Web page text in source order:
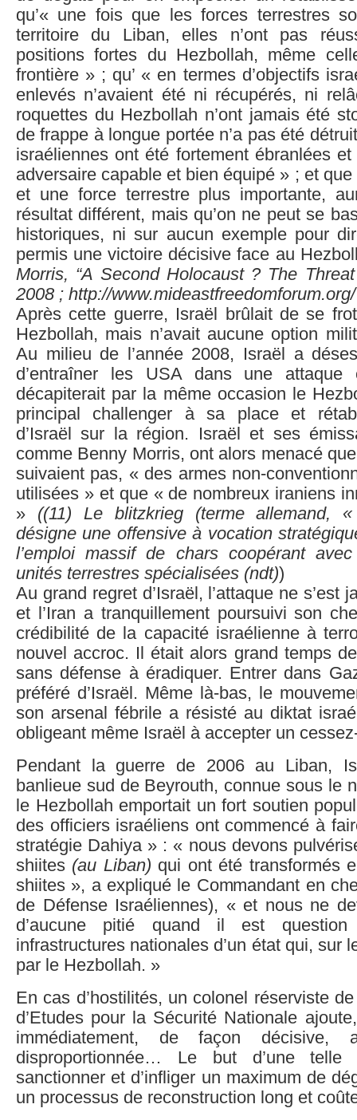
qu’« une fois que les forces terrestres
territoire du Liban, elles n’ont pas
positions fortes du Hezbollah, même
frontière » ; qu’ « en termes d’objectifs
enlevés n’avaient été ni récupérés, ni
roquettes du Hezbollah n’ont jamais été
de frappe à longue portée n’a pas été
israéliennes ont été fortement ébranlées
adversaire capable et bien équipé » ; et
et une force terrestre plus importante,
résultat différent, mais qu’on ne peut se
historiques, ni sur aucun exemple pour
permis une victoire décisive face au
Morris, “A Second Holocaust ? The
2008 ; http://
Après cette guerre, Israël brûlait de se
Hezbollah, mais n’avait aucune option
Au milieu de l’année 2008, Israël a
d’entraîner les USA dans une attaque
décapiterait par la même occasion le
principal challenger à sa place et
d’Israël sur la région. Israël et ses
comme Benny Morris, ont alors menacé
suivaient pas, « des armes non-
utilisées » et que « de nombreux iraniens
» ((11) Le blitzkrieg (terme allemand,
désigne une offensive à vocation
l’emploi massif de chars coopérant
unités terrestres spécialisées (ndt))
Au grand regret d’Israël, l’attaque ne s’est
et l’Iran a tranquillement poursuivi son
crédibilité de la capacité israélienne à
nouvel accroc. Il était alors grand temps
sans défense à éradiquer. Entrer dans
préféré d’Israël. Même là-bas, le
son arsenal fébrile a résisté au diktat
obligeant même Israël à accepter un
Pendant la guerre de 2006 au Liban,
banlieue sud de Beyrouth, connue sous le
le Hezbollah emportait un fort soutien
des officiers israéliens ont commencé à
stratégie Dahiya » : « nous devons
shiites (au Liban) qui ont été transformés
shiites », a expliqué le Commandant en
de Défense Israéliennes), « et nous ne
d’aucune pitié quand il est
infrastructures nationales d’un état qui, sur
par le Hezbollah. »
En cas d’hostilités, un colonel réserviste
d’Etudes pour la Sécurité Nationale
immédiatement, de façon décisive,
disproportionnée… Le but d’une
sanctionner et d’infliger un maximum de
un processus de reconstruction long et